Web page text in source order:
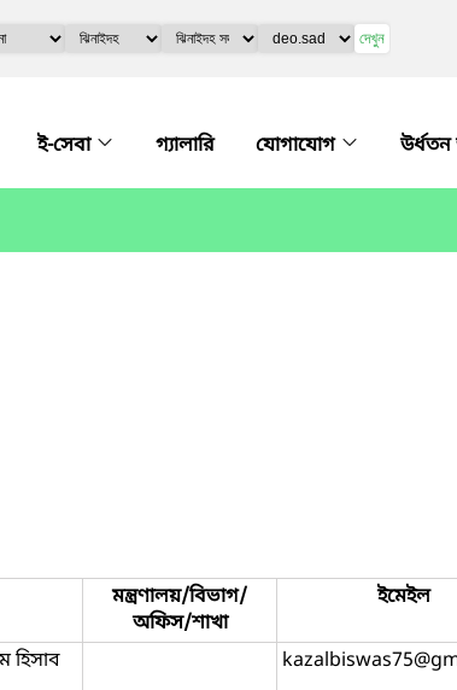
দেখুন
ই-সেবা গ্যালারি যোগাযোগ
মন্ত্রণালয়/বিভাগ/
অফিস/শাখা
ইমেইল
হিসাব